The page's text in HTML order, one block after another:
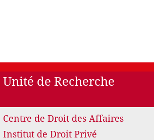
Unité de Recherche
Centre de Droit des Affaires
Institut de Droit Privé